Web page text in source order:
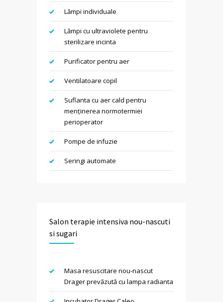
Lămpi individuale
Lămpi cu ultraviolete pentru
sterilizare incinta
Purificator pentru aer
Ventilatoare copil
Suflanta cu aer cald pentru
menținerea normotermiei
perioperator
Pompe de infuzie
Seringi automate
Salon terapie intensiva nou-nascuti
si sugari
Masa resuscitare nou-nascut
Drager prevăzută cu lampa radianta